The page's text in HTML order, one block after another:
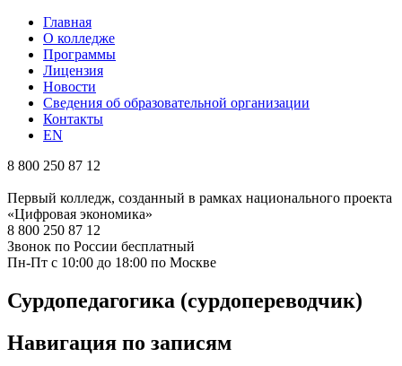
Главная
О колледже
Программы
Лицензия
Новости
Сведения об образовательной организации
Контакты
EN
8 800 250 87 12
Первый колледж, созданный в рамках национального проекта
«Цифровая экономика»
8 800 250 87 12
Звонок по России бесплатный
Пн-Пт с 10:00 до 18:00 по Москве
Сурдопедагогика (сурдопереводчик)
Навигация по записям